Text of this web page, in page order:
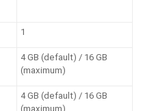
1
4 GB (default) / 16 GB
(maximum)
4 GB (default) / 16 GB
(maximum)